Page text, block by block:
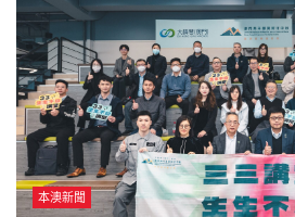
本澳新聞